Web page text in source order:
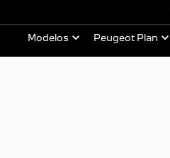
Modelos Peugeot Plan